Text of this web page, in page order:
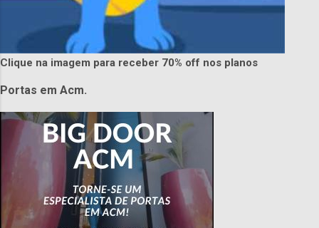
Clique na imagem para receber 70% off nos planos
Portas em Acm.